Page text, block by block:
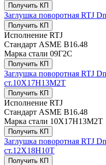
Получить КП
Заглушка поворотная RTJ
Получить КП
Исполнение RTJ
Стандарт ASME В16.48
Марка стали 09Г2С
Получить КП
Заглушка поворотная RTJ
ст.10Х17Н13М2Т
Получить КП
Исполнение RTJ
Стандарт ASME В16.48
Марка стали 10Х17Н13М2Т
Получить КП
Заглушка поворотная RTJ
ст.12Х18Н10Т
Получить КП